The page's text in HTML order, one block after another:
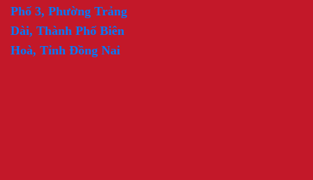
Phố 3, Phường Trảng
Dài, Thành Phố Biên
Hoà, Tỉnh Đồng Nai